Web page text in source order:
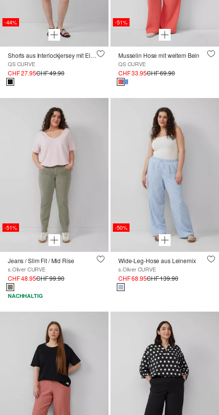
-44%
Shorts aus Interlockjersey mit Elastikbund
QS CURVE
CHF 27.95CHF 49.90
-51%
Musselin Hose mit weitem Bein
QS CURVE
CHF 33.95CHF 69.90
-51%
Jeans / Slim Fit / Mid Rise
s.Oliver CURVE
CHF 48.95CHF 99.90
NACHHALTIG
-50%
Wide-Leg-Hose aus Leinemix
s.Oliver CURVE
CHF 68.95CHF 139.90